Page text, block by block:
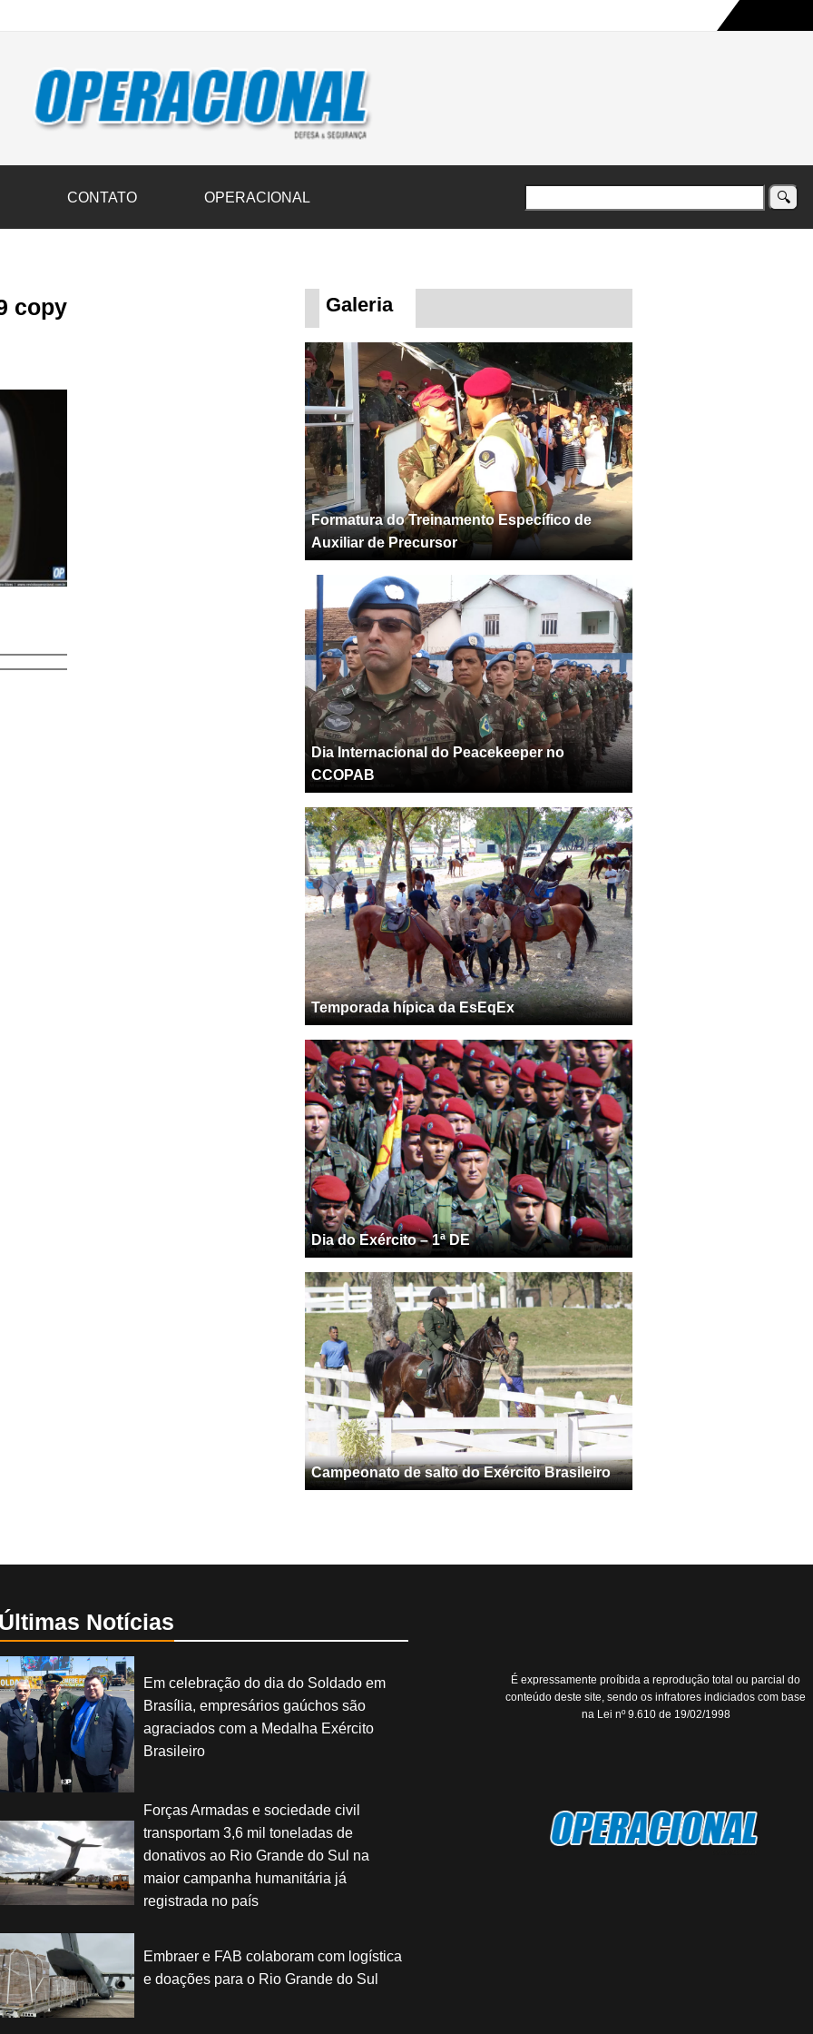
transportam 3,6 mil toneladas de donativos ao Rio Grande do Sul na maior campanha humanitária já registrada no país
CONTATO OPERACIONAL
copy Galeria
Formatura do Treinamento Específico de
Auxiliar de Precursor
Dia Internacional do Peacekeeper no
CCOPAB
Temporada hípica da EsEqEx
Dia do Exército – 1ª DE
Campeonato de salto do Exército Brasileiro
Últimas Notícias
Em celebração do dia do Soldado em
Brasília, empresários gaúchos são
agraciados com a Medalha Exército
Brasileiro
Forças Armadas e sociedade civil
transportam 3,6 mil toneladas de
donativos ao Rio Grande do Sul na
maior campanha humanitária já
registrada no país
Embraer e FAB colaboram com logística
e doações para o Rio Grande do Sul
É expressamente proíbida a reprodução total ou parcial do
conteúdo deste site, sendo os infratores indiciados com base
na Lei nº 9.610 de 19/02/1998